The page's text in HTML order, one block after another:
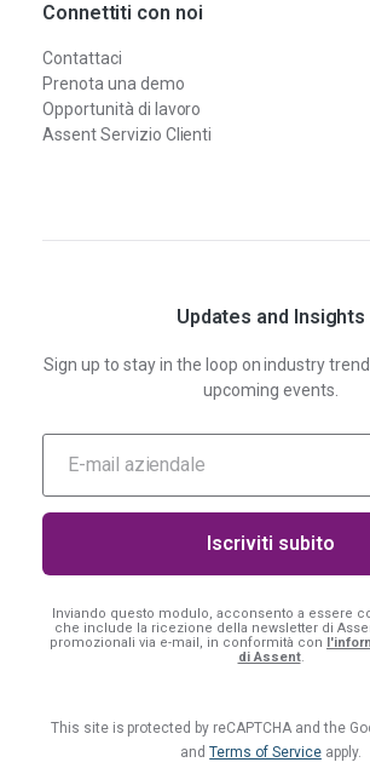
Connettiti con noi
Contattaci
Prenota una demo
Opportunità di lavoro
Assent Servizio Clienti
Updates and Insights
Sign up to stay in the loop on industry
upcoming events.
Inviando questo modulo, acconsento a essere
che include la ricezione della newsletter di
promozionali via e-mail, in conformità con
di Assent.
This site is protected by reCAPTCHA and the
andTerms of Serviceapply.